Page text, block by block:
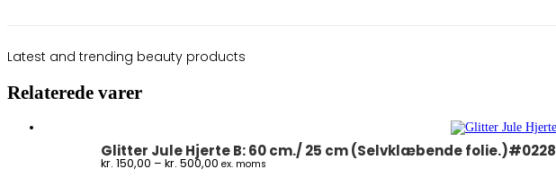
Latest and trending beauty products
Relaterede varer
Glitter Jule Hjerte B: 60 cm./ 25 cm (Selvklæbende folie.)#0228
kr. 150,00 – kr. 500,00 Prisinterval:
ex. moms